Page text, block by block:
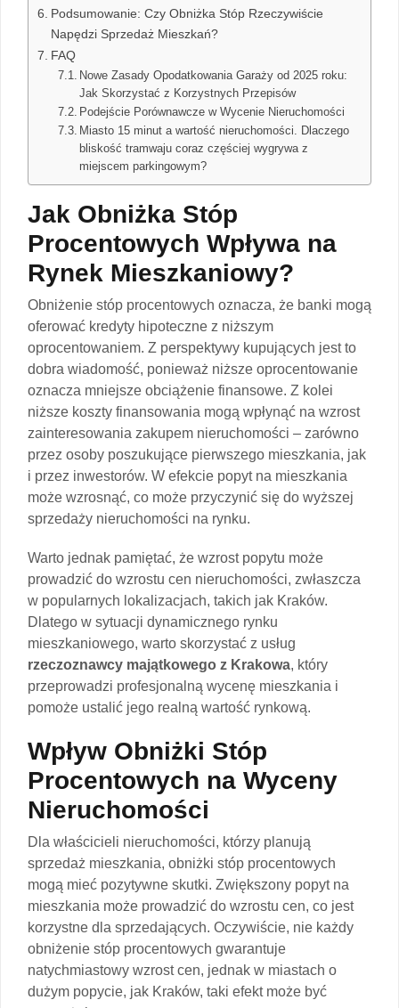
Podsumowanie: Czy Obniżka Stóp Rzeczywiście
Napędzi Sprzedaż Mieszkań?
FAQ
Nowe Zasady Opodatkowania Garaży od 2025 roku:
Jak Skorzystać z Korzystnych Przepisów
Podejście Porównawcze w Wycenie Nieruchomości
Miasto 15 minut a wartość nieruchomości. Dlaczego
bliskość tramwaju coraz częściej wygrywa z
miejscem parkingowym?
Jak Obniżka Stóp
Procentowych Wpływa na
Rynek Mieszkaniowy?
Obniżenie stóp procentowych oznacza, że banki mogą
oferować kredyty hipoteczne z niższym
oprocentowaniem. Z perspektywy kupujących jest to
dobra wiadomość, ponieważ niższe oprocentowanie
oznacza mniejsze obciążenie finansowe. Z kolei
niższe koszty finansowania mogą wpłynąć na wzrost
zainteresowania zakupem nieruchomości – zarówno
przez osoby poszukujące pierwszego mieszkania, jak
i przez inwestorów. W efekcie popyt na mieszkania
może wzrosnąć, co może przyczynić się do wyższej
sprzedaży nieruchomości na rynku.
Warto jednak pamiętać, że wzrost popytu może
prowadzić do wzrostu cen nieruchomości, zwłaszcza
w popularnych lokalizacjach, takich jak Kraków.
Dlatego w sytuacji dynamicznego rynku
mieszkaniowego, warto skorzystać z usług
rzeczoznawcy majątkowego z Krakowa, który
przeprowadzi profesjonalną wycenę mieszkania i
pomoże ustalić jego realną wartość rynkową.
Wpływ Obniżki Stóp
Procentowych na Wyceny
Nieruchomości
Dla właścicieli nieruchomości, którzy planują
sprzedaż mieszkania, obniżki stóp procentowych
mogą mieć pozytywne skutki. Zwiększony popyt na
mieszkania może prowadzić do wzrostu cen, co jest
korzystne dla sprzedających. Oczywiście, nie każdy
obniżenie stóp procentowych gwarantuje
natychmiastowy wzrost cen, jednak w miastach o
dużym popycie, jak Kraków, taki efekt może być